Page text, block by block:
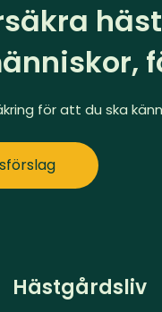
för att du ska
Hästgårdsliv